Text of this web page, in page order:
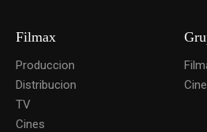
Filmax
Produccion
Distribucion
TV
Cines